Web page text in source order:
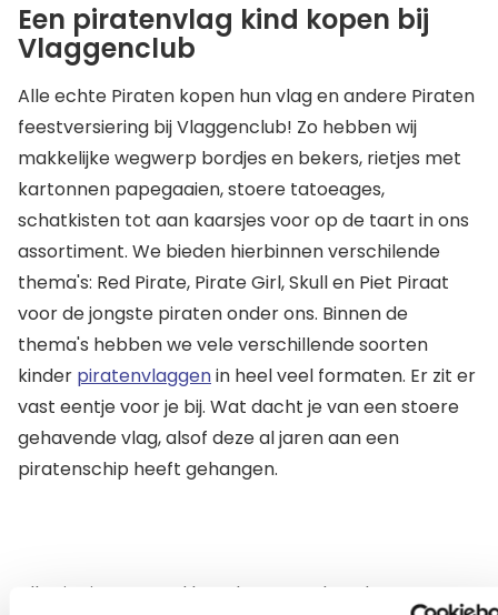
Een piratenvlag kind kopen bij
Vlaggenclub
Alle echte Piraten kopen hun vlag en andere Piraten
feestversiering bij Vlaggenclub! Zo hebben wij
makkelijke wegwerp bordjes en bekers, rietjes met
kartonnen papegaaien, stoere tatoeages,
schatkisten tot aan kaarsjes voor op de taart in ons
assortiment. We bieden hierbinnen verschilende
thema's: Red Pirate, Pirate Girl, Skull en Piet Piraat
voor de jongste piraten onder ons. Binnen de
thema's hebben we vele verschillende soorten
kinder piratenvlaggenin heel veel formaten. Er zit er
vast eentje voor je bij. Wat dacht je van een stoere
gehavende vlag, alsof deze al jaren aan een
piratenschip heeft gehangen.
Alles is uit voorraad leverbaar. Dat betekent voor